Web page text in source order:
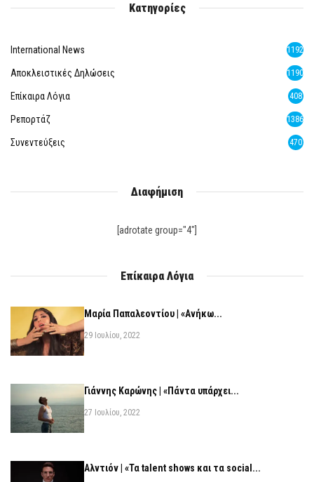
Κατηγορίες
International News 1192
Αποκλειστικές Δηλώσεις 1190
Επίκαιρα Λόγια 408
Ρεπορτάζ 1386
Συνεντεύξεις 470
Διαφήμιση
[adrotate group="4"]
Επίκαιρα Λόγια
Μαρία Παπαλεοντίου | «Ανήκω...
29 Ιουλίου, 2022
Γιάννης Καρώνης | «Πάντα υπάρχει...
27 Ιουλίου, 2022
Αλντιόν | «Τα talent shows και τα social...